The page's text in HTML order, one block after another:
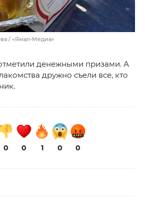
/ «Ямал-Медиа»
денежными призами. А
дружно съели все, кто
0 0 1 0 0